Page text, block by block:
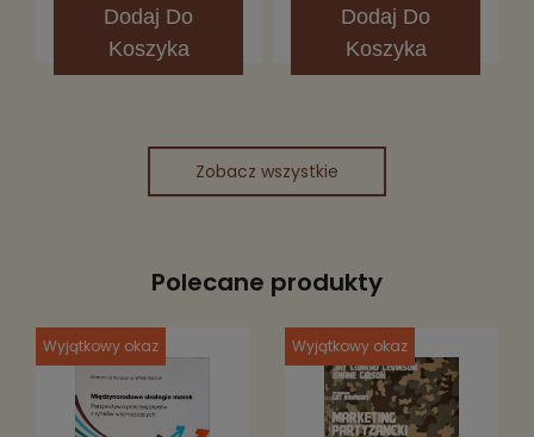
Dodaj Do
Koszyka
Dodaj Do
Koszyka
Zobacz wszystkie
Polecane produkty
Wyjątkowy okaz Wyjątkowy okaz